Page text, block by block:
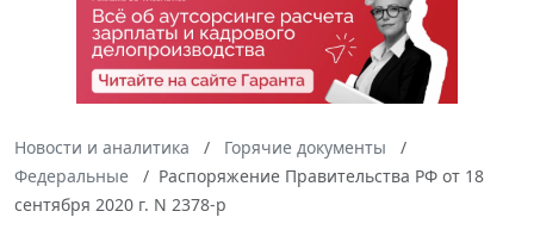
Новости и аналитика
Горячие документы
Федеральные
Распоряжение Правительства РФ от 18
сентября 2020 г. N 2378-р